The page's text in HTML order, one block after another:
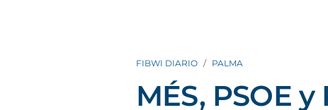
FIBWI DIARIO PALMA
MÉS, PSOE